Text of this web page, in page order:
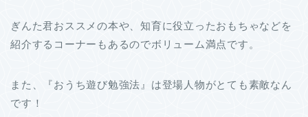
ぎんた君おススメの本や、知育に役立ったおもちゃなどを
紹介するコーナーもあるのでボリューム満点です。
また、『おうち遊び勉強法』は登場人物がとても素敵なん
です！